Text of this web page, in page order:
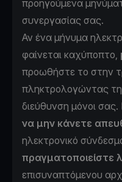
προηγούμενα
συνεργασίας σας.
Αν ένα μήνυμα
φαίνεται καχύποπτο,
προωθήστε το στην
πληκτρολογώντας
διεύθυνση μόνοι σας.
να μην κάνετε
ηλεκτρονικό
πραγματοποιείστε
επισυναπτόμενου